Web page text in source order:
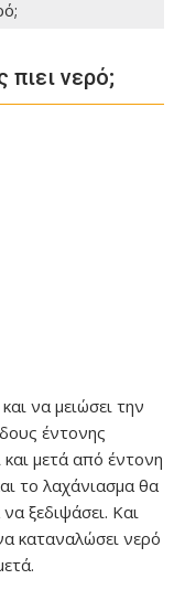
πιει νερό;
να μειώσει την
έντονης
μετά από έντονη
το λαχάνιασμα θα
ξεδιψάσει. Και
καταναλώσει νερό